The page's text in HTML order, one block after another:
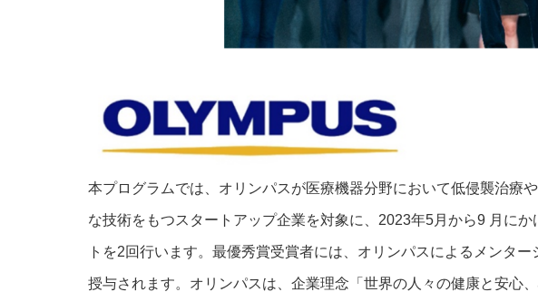
本プログラムでは、オリンパスが医療機器分野において低侵襲治療
な技術をもつスタートアップ企業を対象に、2023年5月から9 月に
トを2回行います。最優秀賞受賞者には、オリンパスによるメンタ
授与されます。オリンパスは、企業理念「世界の人々の健康と安心